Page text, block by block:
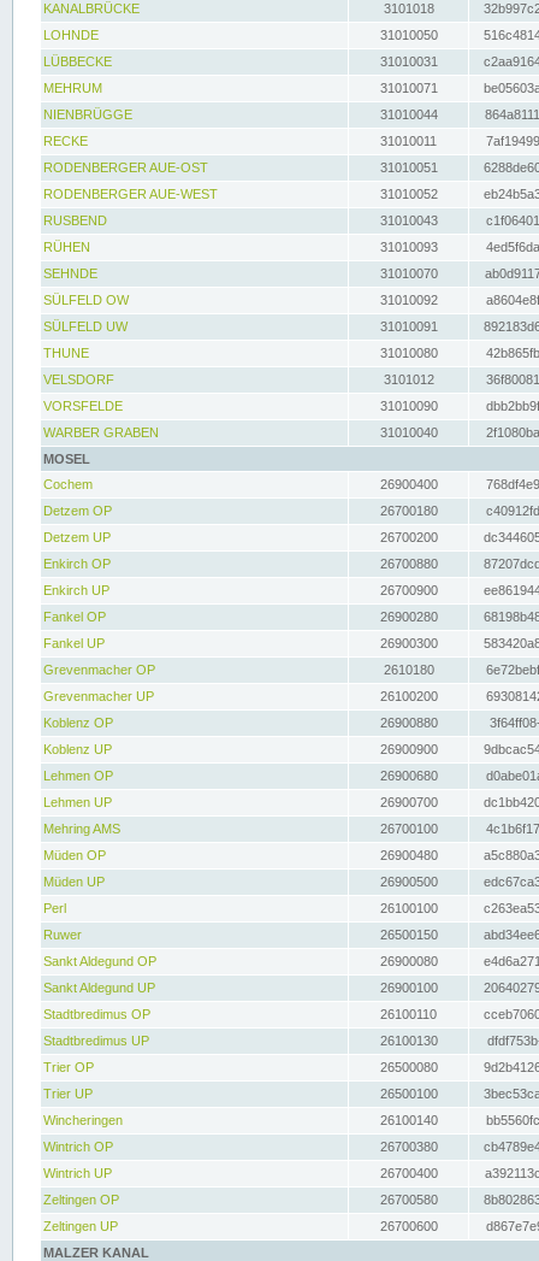
KANALBRÜCKE
3101018
LOHNDE
31010050
LÜBBECKE
31010031
MEHRUM
31010071
NIENBRÜGGE
31010044
RECKE
31010011
RODENBERGER AUE-OST
31010051
RODENBERGER AUE-WEST
31010052
RUSBEND
31010043
RÜHEN
31010093
SEHNDE
31010070
SÜLFELD OW
31010092
SÜLFELD UW
31010091
THUNE
31010080
VELSDORF
3101012
VORSFELDE
31010090
WARBER GRABEN
31010040
MOSEL
Cochem
26900400
Detzem OP
26700180
Detzem UP
26700200
Enkirch OP
26700880
Enkirch UP
26700900
Fankel OP
26900280
Fankel UP
26900300
Grevenmacher OP
2610180
Grevenmacher UP
26100200
Koblenz OP
26900880
Koblenz UP
26900900
Lehmen OP
26900680
Lehmen UP
26900700
Mehring AMS
26700100
Müden OP
26900480
Müden UP
26900500
Perl
26100100
Ruwer
26500150
Sankt Aldegund OP
26900080
Sankt Aldegund UP
26900100
Stadtbredimus OP
26100110
Stadtbredimus UP
26100130
Trier OP
26500080
Trier UP
26500100
Wincheringen
26100140
Wintrich OP
26700380
Wintrich UP
26700400
Zeltingen OP
26700580
Zeltingen UP
26700600
MALZER KANAL